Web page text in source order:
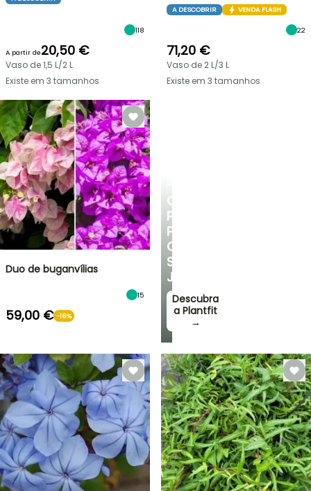
CONSELHOS
PERSONALIZADOS
PARA
O
SEU
JARDIM
Descubra
a Plantfit
→
118
A partir de20,50 €
Vaso de 1,5 L/2 L
Existe em 3 tamanhos
A DESCOBRIR VENDA FLASH
22
71,20 €
Vaso de 2 L/3 L
Existe em 3 tamanhos
Duo de buganvílias
15
59,00 € -16%